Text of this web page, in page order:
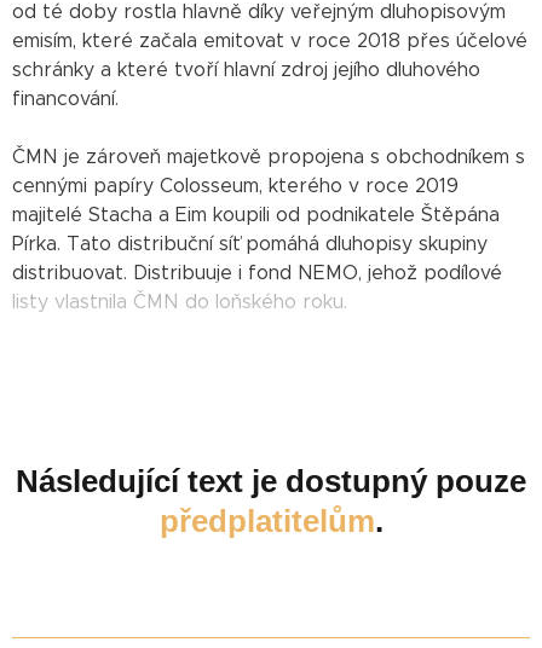
od té doby rostla hlavně díky veřejným dluhopisovým
emisím, které začala emitovat v roce 2018 přes účelové
schránky a které tvoří hlavní zdroj jejího dluhového
financování.
ČMN je zároveň majetkově propojena s obchodníkem s
cennými papíry Colosseum, kterého v roce 2019
majitelé Stacha a Eim koupili od podnikatele Štěpána
Pírka. Tato distribuční síť pomáhá dluhopisy skupiny
distribuovat. Distribuuje i fond NEMO, jehož podílové
listy vlastnila ČMN do loňského roku.
Následující text je dostupný pouze
předplatitelům.